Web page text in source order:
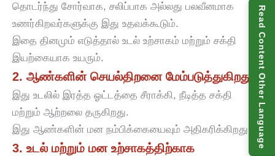
தொடர்ந்து சோர்வாக, சலிப்பாக அல்லது பலவீனமாக
உணர்கிறவர்களுக்கு இது உதவக்கூடும்.
இதை தினமும் எடுத்தால் உடல் உற்சாகம் மற்றும் சக்தி
இயற்கையாக உயரும்.
2. ஆண்களின் செயல்திறனை மேம்படுத்துகிறது
இது உடலில் இரத்த ஓட்டத்தை சீராக்கி, நீடித்த சக்தி
மற்றும் ஆற்றலை தருகிறது.
இது ஆண்களின் மன நம்பிக்கையைவும் அதிகரிக்கிறது.
3. உடல் மற்றும் மன உற்சாகத்திற்காக Read Content Other Language